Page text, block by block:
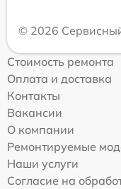
© 2026
Стоимость ремонта
Оплата и доставка
Контакты
Вакансии
О компании
Ремонтируемые
Наши услуги
Согласие на